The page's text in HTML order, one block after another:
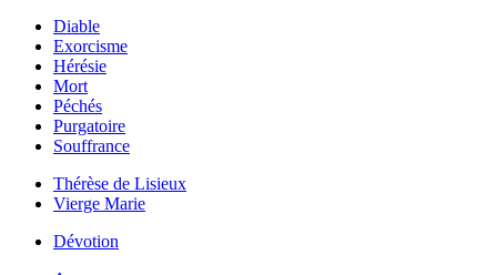
Diable
Exorcisme
Hérésie
Mort
Péchés
Purgatoire
Souffrance
Thérèse de Lisieux
Vierge Marie
Dévotion